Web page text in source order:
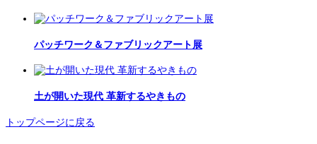
パッチワーク＆ファブリックアート展
土が開いた現代 革新するやきもの
トップページに戻る